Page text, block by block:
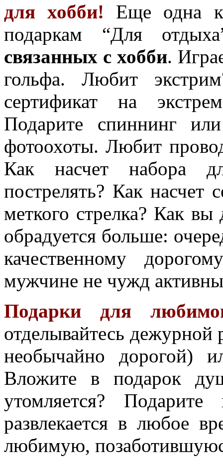
для хобби! Еще одна
подаркам “Для
связанных с хобби.
гольфа. Любит
сертификат на
Подарите спиннинг
фотоохоты. Любит
Как насчет набора
пострелять? Как насчет
меткого стрелка? Как
обрадуется больше:
качественному
мужчине не чужд
Подарки для
отделывайтесь дежурной
необычайно дорогой)
Вложите в подарок
утомляется? Подарите
развлекается в любое
любимую,